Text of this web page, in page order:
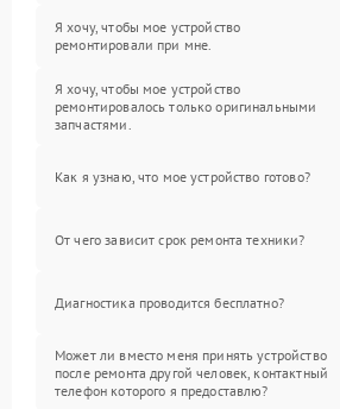
Я хочу, чтобы мое устройство
ремонтировали при мне.
Я хочу, чтобы мое устройство
ремонтировалось только оригинальными
запчастями.
Как я узнаю, что мое устройство готово?
От чего зависит срок ремонта техники?
Диагностика проводится бесплатно?
Может ли вместо меня принять устройство
после ремонта другой человек, контактный
телефон которого я предоставлю?